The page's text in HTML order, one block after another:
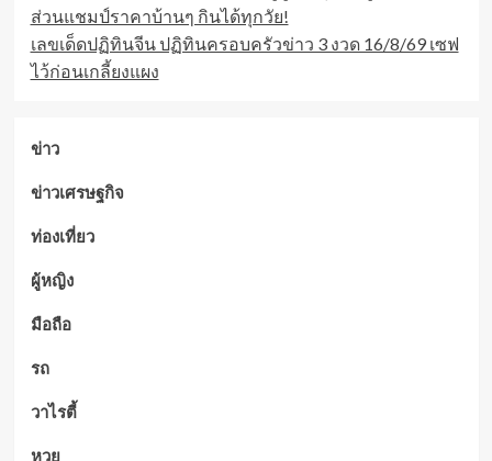
ส่วนแชมป์ราคาบ้านๆ กินได้ทุกวัย!
เลขเด็ดปฏิทินจีน ปฏิทินครอบครัวข่าว 3 งวด 16/8/69 เซฟ
ไว้ก่อนเกลี้ยงแผง
ข่าว
ข่าวเศรษฐกิจ
ท่องเที่ยว
ผู้หญิง
มือถือ
รถ
วาไรตี้
หวย